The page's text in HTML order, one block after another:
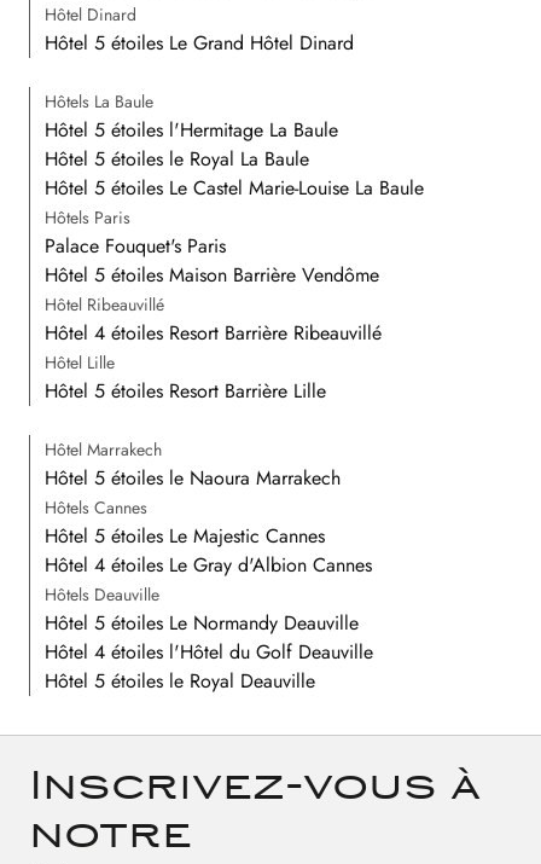
Hôtel Dinard
Hôtel 5 étoiles Le Grand Hôtel Dinard
Hôtels La Baule
Hôtel 5 étoiles l'Hermitage La Baule
Hôtel 5 étoiles le Royal La Baule
Hôtel 5 étoiles Le Castel Marie-Louise La Baule
Hôtels Paris
Palace Fouquet's Paris
Hôtel 5 étoiles Maison Barrière Vendôme
Hôtel Ribeauvillé
Hôtel 4 étoiles Resort Barrière Ribeauvillé
Hôtel Lille
Hôtel 5 étoiles Resort Barrière Lille
Hôtel Marrakech
Hôtel 5 étoiles le Naoura Marrakech
Hôtels Cannes
Hôtel 5 étoiles Le Majestic Cannes
Hôtel 4 étoiles Le Gray d'Albion Cannes
Hôtels Deauville
Hôtel 5 étoiles Le Normandy Deauville
Hôtel 4 étoiles l'Hôtel du Golf Deauville
Hôtel 5 étoiles le Royal Deauville
Inscrivez-vous à
notre